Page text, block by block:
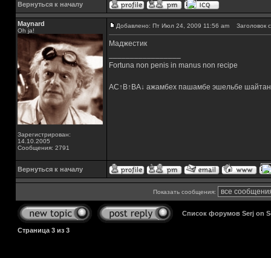
Вернуться к началу
Maynard
Oh ja!
Зарегистрирован:
14.10.2005
Сообщения: 2791
Добавлено: Пт Июл 24, 2009 11:56 am Заголовок
Маджестик
Fortuna non penis in manus non recipe
AC↑B↑BA↓ ажамбех пашамбе эшельбе
Вернуться к началу
Показать сообщения:
Список форумов Serj on
Страница 3 из 3